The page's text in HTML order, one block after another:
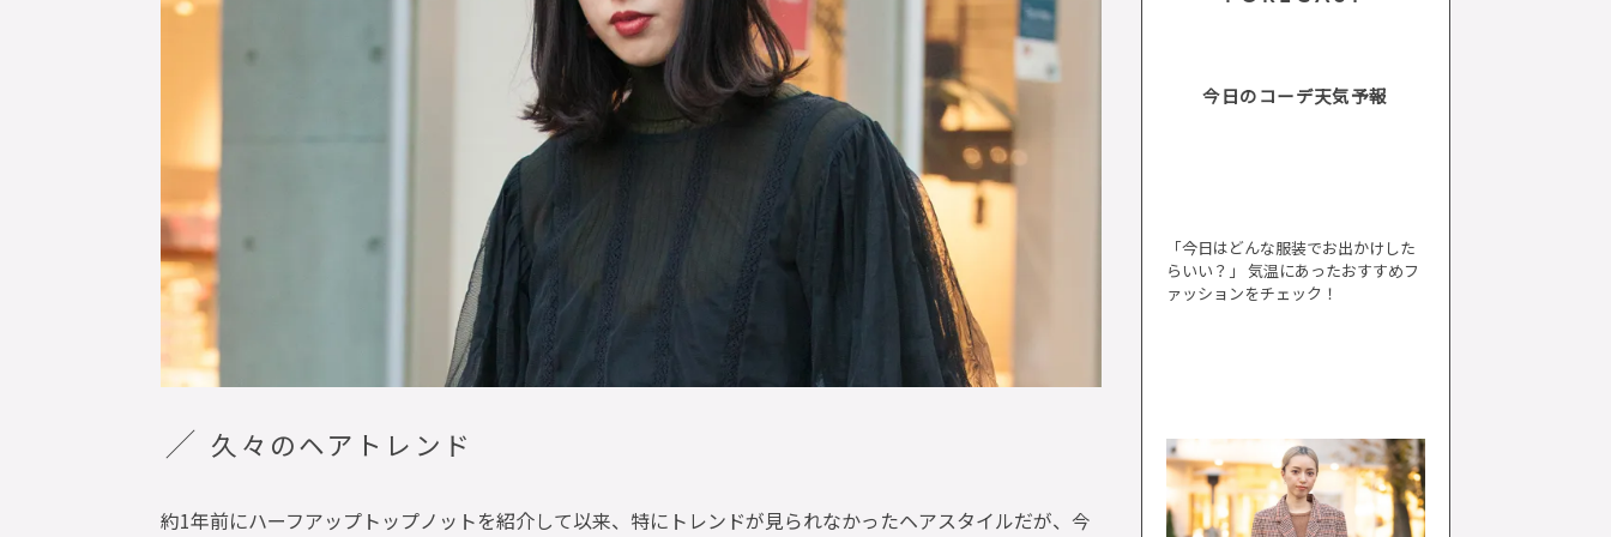
久々のヘアトレンド
約1年前にハーフアップトップノットを紹介して以来、特にトレンドが見られなかったヘアスタイルだが、今
今日のコーデ天気予報
「今日はどんな服装でお出かけした
らいい？」 気温にあったおすすめフ
ァッションをチェック！